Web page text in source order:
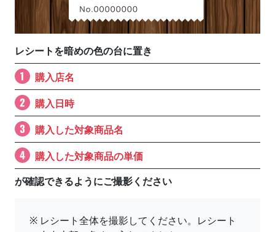
レシートを暗めの色の台に置き
購入店名
購入日時
購入した対象商品名
購入した対象商品の単価
が確認できるようにご撮影ください
※ レシート全体を撮影してください。レシート